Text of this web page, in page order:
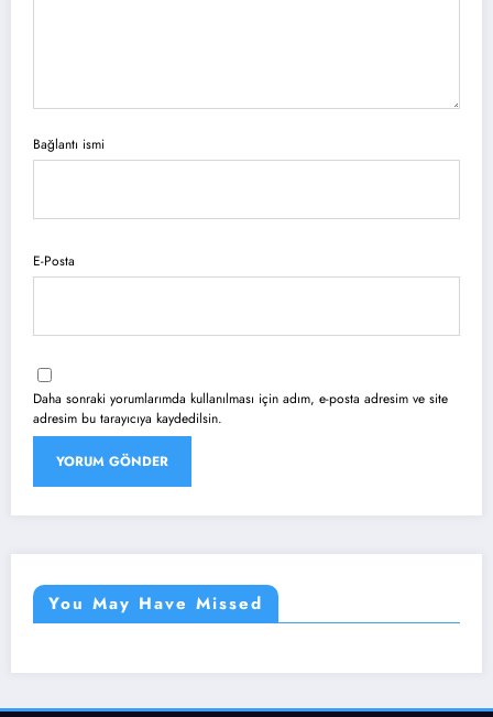
Bağlantı ismi
E-Posta
Daha sonraki yorumlarımda kullanılması için adım, e-posta adresim ve site
adresim bu tarayıcıya kaydedilsin.
You May Have Missed